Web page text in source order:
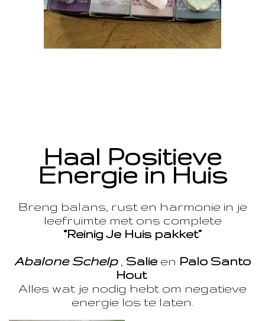
Haal Positieve
Energie in Huis
Breng balans, rust en harmonie in je
leefruimte met ons complete
“Reinig Je Huis pakket”
Abalone Schelp, Salie en Palo Santo
Hout
Alles wat je nodig hebt om negatieve
energie los te laten.